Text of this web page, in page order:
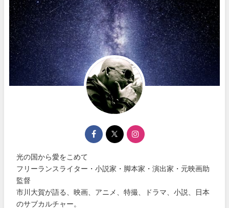
光の国から愛をこめて
フリーランスライター・小説家・脚本家・演出家・元映画助
監督
市川大賀が語る、映画、アニメ、特撮、ドラマ、小説、日本
のサブカルチャー。